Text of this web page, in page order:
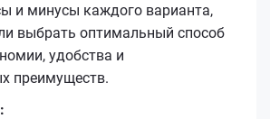
и минусы каждого варианта,
выбрать оптимальный способ
удобства и
преимуществ.